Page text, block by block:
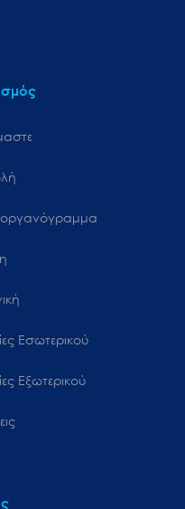
Εσωτερικού
Εξωτερικού